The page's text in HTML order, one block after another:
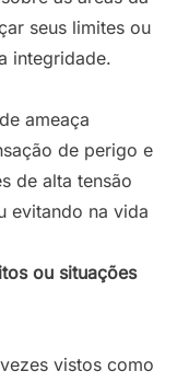
seus limites ou
integridade.
ameaça
de perigo e
de alta tensão
evitando na vida
ou situações
vistos como